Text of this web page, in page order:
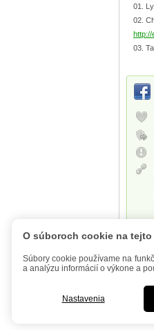
O súboroch cookie na tejto
Súbory cookie používame na
a analýzu informácií o výkone a
Nastavenia